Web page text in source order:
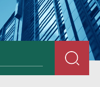
运行故障诊断修复 冷暖双